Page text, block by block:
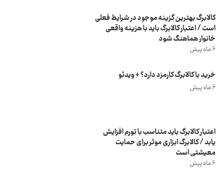
کالابرگ بهترین گزینه موجود در شرایط فعلی
است / اعتبار کالابرگ باید با هزینه واقعی
خانوار هماهنگ شود
6 ماه پیش
خرید با کالابرگ کارمزد دارد؟ + ویدئو
6 ماه پیش
اعتبار کالابرگ باید متناسب با تورم افزایش
یابد / کالابرگ ابزاری موثر برای حمایت
معیشتی است
6 ماه پیش